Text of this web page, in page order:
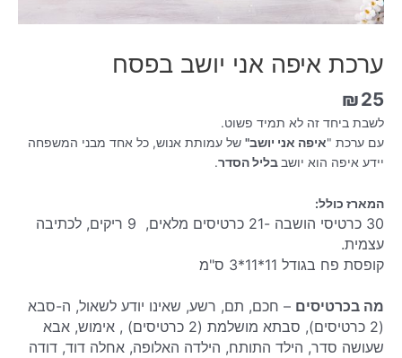
ערכת איפה אני יושב בפסח
₪25
לשבת ביחד זה לא תמיד פשוט.
עם ערכת "איפה אני יושב" של עמותת אנוש, כל אחד מבני המשפחה
יידע איפה הוא יושבבליל הסדר.
המארז כולל:
30 כרטיסי הושבה -21 כרטיסים מלאים, 9 ריקים, לכתיבה
עצמית.
קופסת פח בגודל 11*11*3 ס"מ
מה בכרטיסים – חכם, תם, רשע, שאינו יודע לשאול, ה-סבא
(2 כרטיסים), סבתא מושלמת (2 כרטיסים) , אימוש, אבא
שעושה סדר, הילד התותח, הילדה האלופה, אחלה דוד, דודה